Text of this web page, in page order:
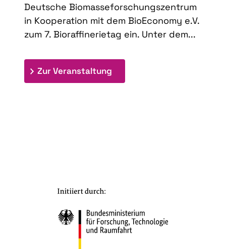
Deutsche Biomasseforschungszentrum
in Kooperation mit dem BioEconomy e.V.
zum 7. Bioraffinerietag ein. Unter dem...
Zur Veranstaltung